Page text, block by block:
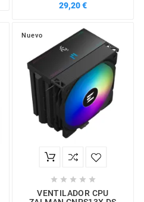
29,20 €
Nuevo
    
VENTILADOR CPU